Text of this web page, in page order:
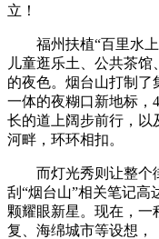
立！
福州扶植“百里水上
儿童逛乐土、公共茶
的夜色。烟台山打制
一体的夜糊口新地标，
长的道上阔步前行，以
河畔，环环相扣。
而灯光秀则让整个街
刮“烟台山”相关笔记高
颗耀眼新星。现在，一
复、海绵城市等设想，